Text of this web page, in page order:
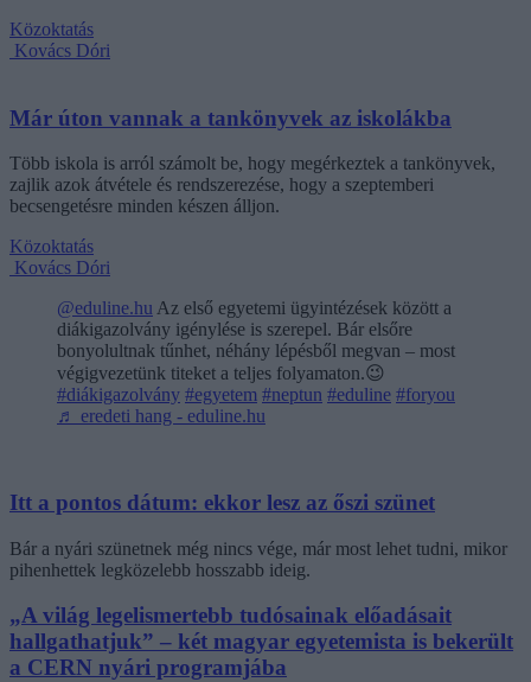
Közoktatás
Kovács Dóri
Már úton vannak a tankönyvek az iskolákba
Több iskola is arról számolt be, hogy megérkeztek a tankönyvek,
zajlik azok átvétele és rendszerezése, hogy a szeptemberi
becsengetésre minden készen álljon.
Közoktatás
Kovács Dóri
@eduline.hu Az első egyetemi ügyintézések között a
diákigazolvány igénylése is szerepel. Bár elsőre
bonyolultnak tűnhet, néhány lépésből megvan – most
végigvezetünk titeket a teljes folyamaton.😉
#diákigazolvány #egyetem #neptun #eduline #foryou
♬ eredeti hang - eduline.hu
Itt a pontos dátum: ekkor lesz az őszi szünet
Bár a nyári szünetnek még nincs vége, már most lehet tudni, mikor
pihenhettek legközelebb hosszabb ideig.
„A világ legelismertebb tudósainak előadásait
hallgathatjuk” – két magyar egyetemista is bekerült
a CERN nyári programjába